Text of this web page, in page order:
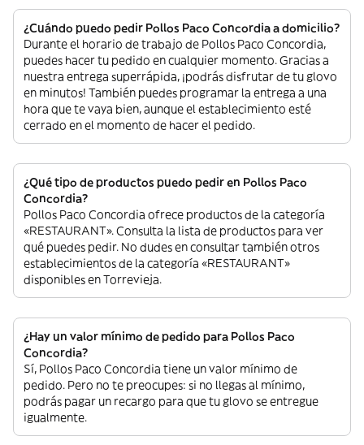
¿Cuándo puedo pedir Pollos Paco Concordia a domicilio?
Durante el horario de trabajo de Pollos Paco Concordia,
puedes hacer tu pedido en cualquier momento. Gracias a
nuestra entrega superrápida, ¡podrás disfrutar de tu glovo
en minutos! También puedes programar la entrega a una
hora que te vaya bien, aunque el establecimiento esté
cerrado en el momento de hacer el pedido.
¿Qué tipo de productos puedo pedir en Pollos Paco
Concordia?
Pollos Paco Concordia ofrece productos de la categoría
«RESTAURANT». Consulta la lista de productos para ver
qué puedes pedir. No dudes en consultar también otros
establecimientos de la categoría «RESTAURANT»
disponibles en Torrevieja.
¿Hay un valor mínimo de pedido para Pollos Paco
Concordia?
Sí, Pollos Paco Concordia tiene un valor mínimo de
pedido. Pero no te preocupes: si no llegas al mínimo,
podrás pagar un recargo para que tu glovo se entregue
igualmente.